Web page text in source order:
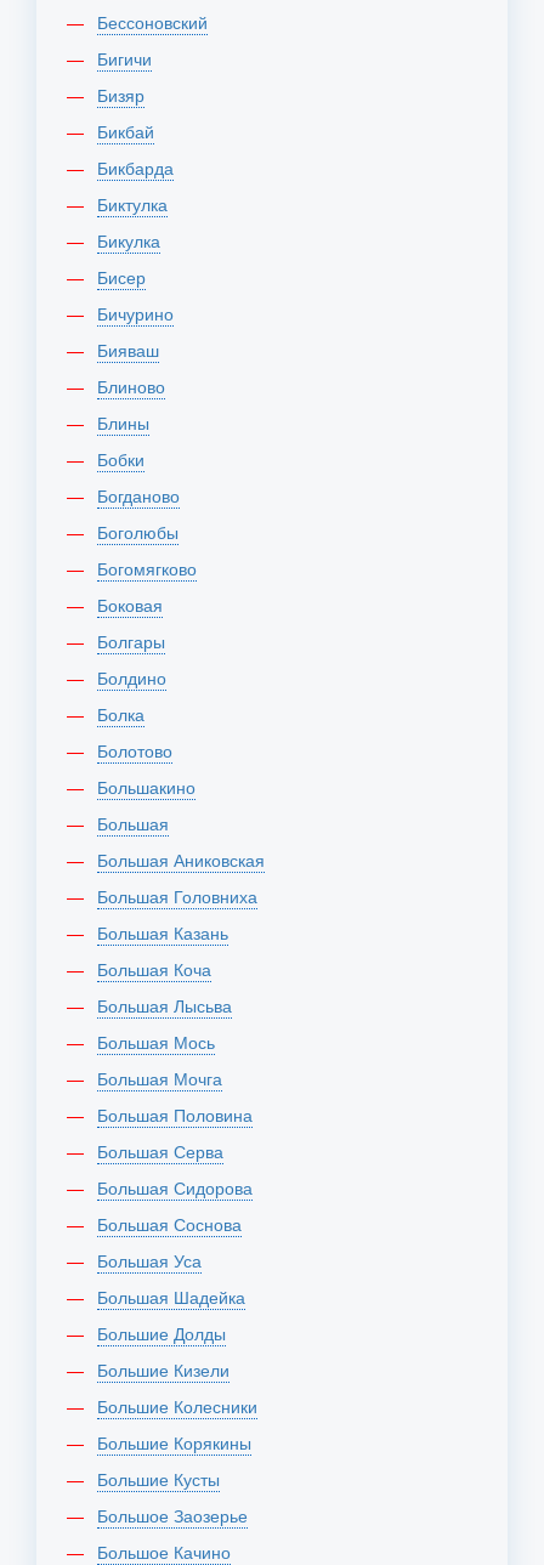
Бессоновский
Бигичи
Бизяр
Бикбай
Бикбарда
Биктулка
Бикулка
Бисер
Бичурино
Бияваш
Блиново
Блины
Бобки
Богданово
Боголюбы
Богомягково
Боковая
Болгары
Болдино
Болка
Болотово
Большакино
Большая
Большая Аниковская
Большая Головниха
Большая Казань
Большая Коча
Большая Лысьва
Большая Мось
Большая Мочга
Большая Половина
Большая Серва
Большая Сидорова
Большая Соснова
Большая Уса
Большая Шадейка
Большие Долды
Большие Кизели
Большие Колесники
Большие Корякины
Большие Кусты
Большое Заозерье
Большое Качино